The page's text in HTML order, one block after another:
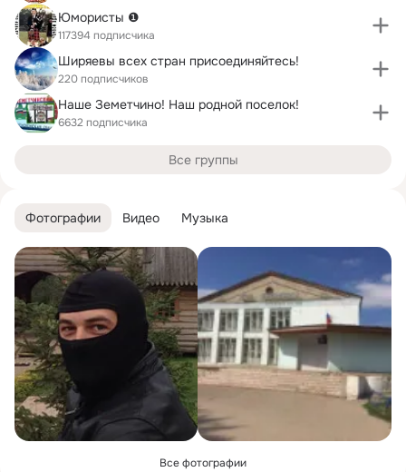
Фотографии Видео Музыка
Все фотографии
Юмористы ❶
117394 подписчика
Ширяевы всех стран присоединяйтесь!
220 подписчиков
Наше Земетчино! Наш родной поселок!
6632 подписчика
Все группы